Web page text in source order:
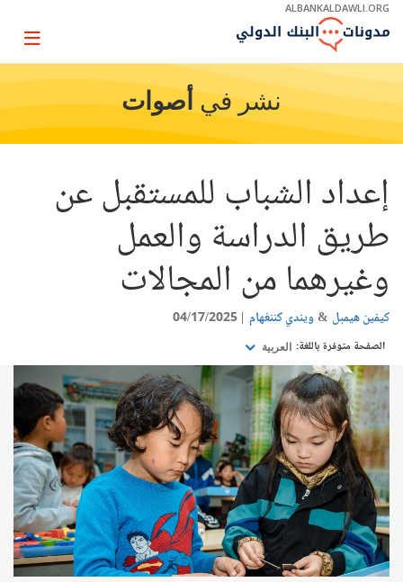
Skip
Main
ALBANKALDAWLI.ORG
Page
نشر في أصوات
إعداد الشباب للمستقبل عن
طريق الدراسة والعمل
وغيرهما من المجالات
كيفين هيمبل ويندي كننغهام 04/17/2025
الصفحة متوفرة باللغة: العربية